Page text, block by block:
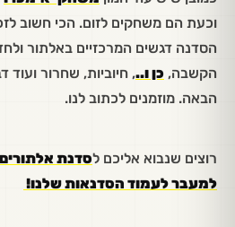
וכעת הם משחקים לזום. הכי חשוב
הסדנה דגשים המרכזיים באלתור
הקשבה, כן ו.., חיוביות, שחרור
הבאה. מוזמנים לכתוב לנו.
רוצים שנבוא אליכם לסדנת אלתורים
למעבר לעמוד הסדנאות שלנו!